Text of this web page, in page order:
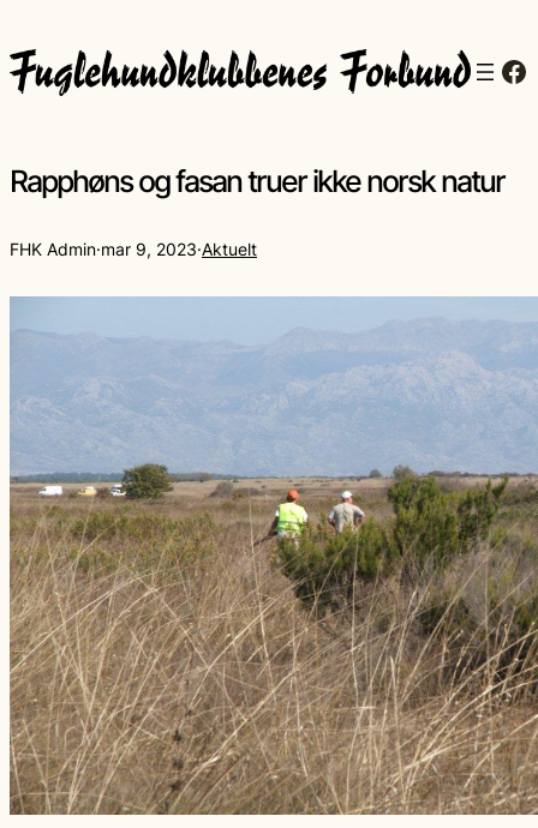
Rapphøns og fasan truer ikke norsk natur
FHK Admin·mar 9, 2023·Aktuelt